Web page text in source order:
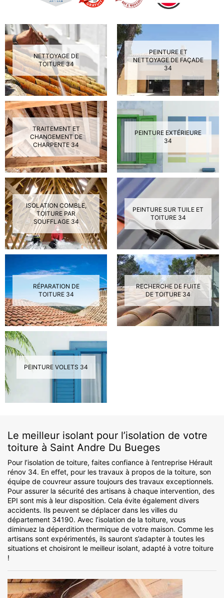
NETTOYAGE DE
TOITURE 34
PEINTURE ET
NETTOYAGE DE FAÇADE
34
TRAITEMENT ET
CHANGEMENT DE
CHARPENTE 34
PEINTURE EXTÉRIEURE
34
ISOLATION COMBLE,
TOITURE PAR
SOUFFLAGE 34
PEINTURE SUR TUILE ET
TOITURE 34
RÉPARATION DE
TOITURE 34
RECHERCHE DE FUITE
DE TOITURE 34
PEINTURE VOLETS 34
Le meilleur isolant pour l’isolation de votre
toiture à Saint Andre Du Bueges
Pour l’isolation de toiture, faites confiance à l’entreprise Hérault
rénov 34. En effet, pour les travaux à propos de la toiture, son
équipe de couvreur assure toujours des travaux exceptionnels.
Pour assurer la sécurité des artisans à chaque intervention, des
EPI sont mis à leur disposition. Cela évite également divers
accidents. Ils peuvent se déplacer dans les villes du
département 34190. Avec l’isolation de la toiture, vous
diminuez la déperdition thermique de votre maison. Comme les
artisans sont expérimentés, ils sauront s’adapter à toutes les
situations et choisiront le meilleur isolant, adapté à votre toiture
!